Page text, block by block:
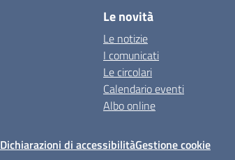
Le novità
Le notizie
I comunicati
Le circolari
Calendario eventi
Albo online
Dichiarazioni di accessibilitàGestione cookie